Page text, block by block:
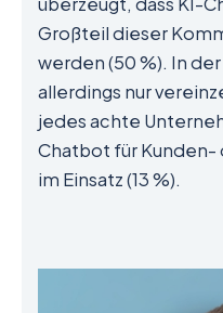
Großteil dieser
werden (50 %). In
allerdings nur
jedes achte
Chatbot für
im Einsatz (13 %).